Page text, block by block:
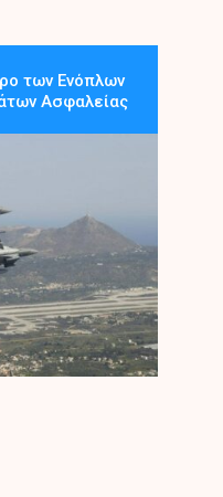
των Ενόπλων
Ασφαλείας